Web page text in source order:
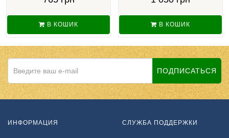
В КОШИК В КОШИК
ПОДПИСАТЬСЯ
ИНФОРМАЦИЯ СЛУЖБА ПОДДЕРЖКИ